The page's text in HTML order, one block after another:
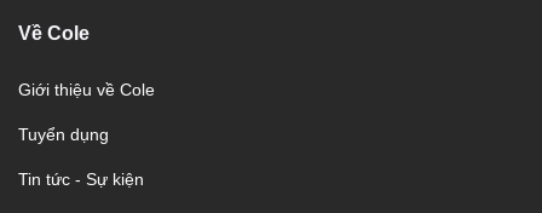
Về Cole
Giới thiệu về Cole
Tuyển dụng
Tin tức - Sự kiện